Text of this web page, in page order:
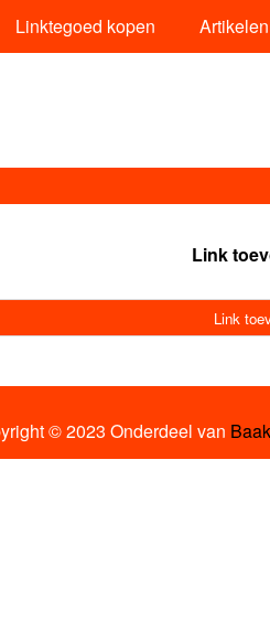
Linktegoed kopen Artikelen
Link
Link
© 2023 Onderdeel van